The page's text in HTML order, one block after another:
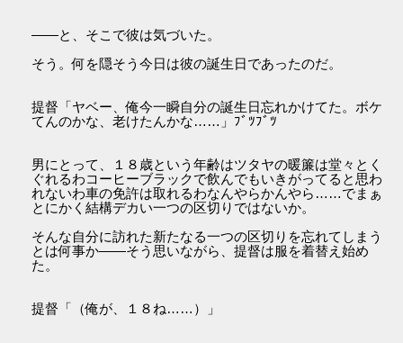
――と、そこで彼は気づいた。
そう。何を隠そう今日は彼の誕生日であったのだ。
提督「ヤベー、俺今一瞬自分の誕生日忘れかけてた。ボケ
てんのかな、老けたんかな……」ﾌﾞﾂﾌﾞﾂ
男にとって、１８歳という年齢はツタヤの暖簾は堂々とく
ぐれるわコーヒーブラックで飲んでもいきがってると思わ
れないわ車の免許は取れるわなんやらかんやら……でまぁ
とにかく結構デカい一つの区切りではないか。
そんな自分に訪れた新たなる一つの区切りを忘れてしまう
とは何事か――そう思いながら、提督は服を着替え始め
た。
提督「（俺が、１８ね……）」